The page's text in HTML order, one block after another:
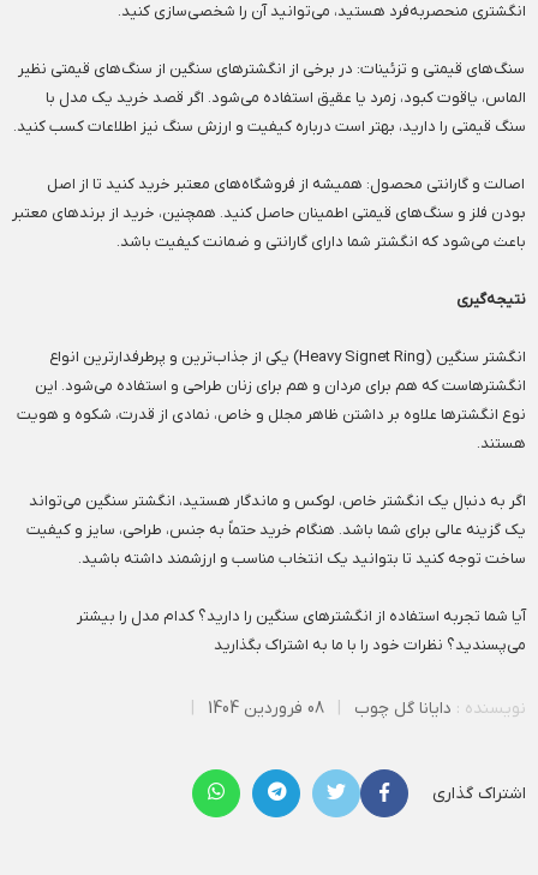
انگشتری منحصربه‌فرد هستید، می‌توانید آن را شخصی‌سازی کنید.
سنگ‌های قیمتی و تزئینات: در برخی از انگشترهای سنگین از سنگ‌های قیمتی نظیر
الماس، یاقوت کبود، زمرد یا عقیق استفاده می‌شود. اگر قصد خرید یک مدل با
سنگ قیمتی را دارید، بهتر است درباره کیفیت و ارزش سنگ نیز اطلاعات کسب کنید.
اصالت و گارانتی محصول: همیشه از فروشگاه‌های معتبر خرید کنید تا از اصل
بودن فلز و سنگ‌های قیمتی اطمینان حاصل کنید. همچنین، خرید از برندهای معتبر
باعث می‌شود که انگشتر شما دارای گارانتی و ضمانت کیفیت باشد.
نتیجه‌گیری
انگشتر سنگین (Heavy Signet Ring) یکی از جذاب‌ترین و پرطرفدارترین انواع
انگشترهاست که هم برای مردان و هم برای زنان طراحی و استفاده می‌شود. این
نوع انگشترها علاوه بر داشتن ظاهر مجلل و خاص، نمادی از قدرت، شکوه و هویت
هستند.
اگر به دنبال یک انگشتر خاص، لوکس و ماندگار هستید، انگشتر سنگین می‌تواند
یک گزینه عالی برای شما باشد. هنگام خرید حتماً به جنس، طراحی، سایز و کیفیت
ساخت توجه کنید تا بتوانید یک انتخاب مناسب و ارزشمند داشته باشید.
آیا شما تجربه استفاده از انگشترهای سنگین را دارید؟ کدام مدل را بیشتر
می‌پسندید؟ نظرات خود را با ما به اشتراک بگذارید
نویسنده : دایانا گل چوب 08 فروردین 1404
اشتراک گذاری